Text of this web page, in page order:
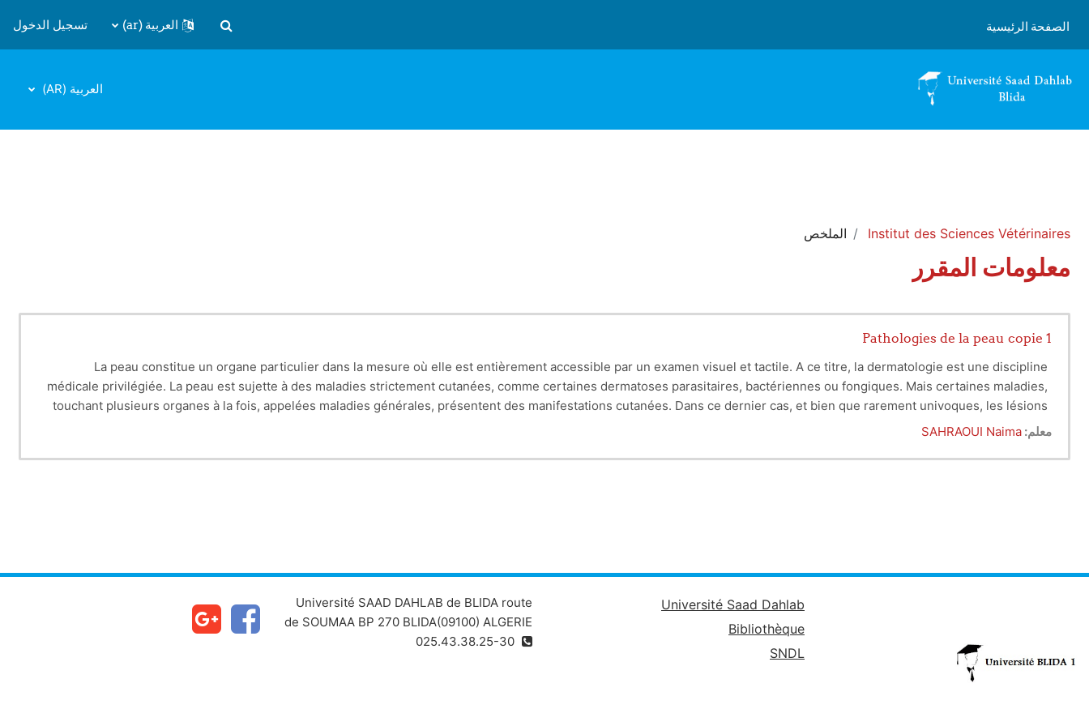
الصفحة الرئيسية
تبديل إدخال البحث
العربية ‎(ar)‎ تسجيل الدخول
العربية ‎(AR)‎
Institut des Sciences Vétérinaires الملخص
معلومات المقرر
Pathologies de la peau copie 1
La peau constitue un organe particulier dans la mesure où elle est entièrement accessible par un examen visuel et tactile. A ce titre, la dermatologie est une discipline
médicale privilégiée. La peau est sujette à des maladies strictement cutanées, comme certaines dermatoses parasitaires, bactériennes ou fongiques. Mais certaines maladies,
touchant plusieurs organes à la fois, appelées maladies générales, présentent des manifestations cutanées. Dans ce dernier cas, et bien que rarement univoques, les lésions
cutanées peuvent être une aide précieuse au diagnostic de la maladie générale, alors que les signes généraux, seuls, ne sont parfois que peu informatifs. De plus, bien que
non directement touchée par le processus pathologique, la peau peut, lors d’atteinte interne, constituer un indicateur de la santé de l’animal.
معلم: SAHRAOUI Naima
Université Saad Dahlab
Bibliothèque
SNDL
Université SAAD DAHLAB de BLIDA route
de SOUMAA BP 270 BLIDA(09100) ALGERIE